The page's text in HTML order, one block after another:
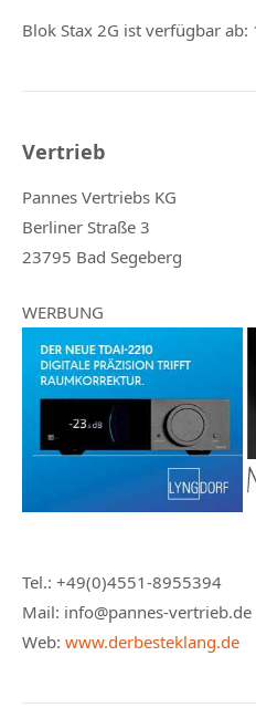
Blok Stax 2G ist verfügbar ab:
Vertrieb
Pannes Vertriebs KG
Berliner Straße 3
23795 Bad Segeberg
WERBUNG
Tel.: +49(0)4551-8955394
Mail: info@pannes-vertrieb.de
Web: www.derbesteklang.de